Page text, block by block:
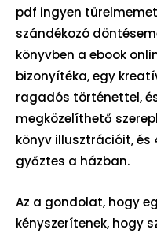
pdf ingyen
szándékozó
könyvben a ebook
bizonyítéka, egy
ragadós történettel,
megközelíthető
könyv illusztrációit,
győztes a házban.
Az a gondolat, hogy
kényszerítenek, hogy